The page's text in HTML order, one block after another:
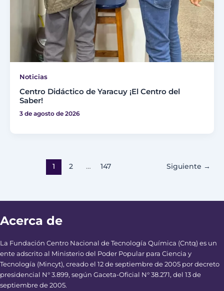
Noticias
Centro Didáctico de Yaracuy ¡El Centro del
Saber!
3 de agosto de 2026
1 2 … 147 Siguiente →
Acerca de
La Fundación Centro Nacional de Tecnología Química (Cntq) es un
ente adscrito al Ministerio del Poder Popular para Ciencia y
Tecnología (Mincyt), creado el 12 de septiembre de 2005 por decreto
presidencial N° 3.899, según Gaceta-Oficial N° 38.271, del 13 de
septiembre de 2005.